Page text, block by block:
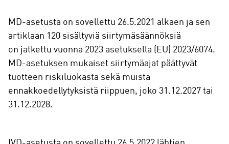
MD-asetusta on sovellettu 26.5.2021 alkaen ja sen
artiklaan 120 sisältyviä siirtymäsäännöksiä
on jatkettu vuonna 2023 asetuksella (EU) 2023/6074.
MD-asetuksen mukaiset siirtymäajat päättyvät
tuotteen riskiluokasta sekä muista
ennakkoedellytyksistä riippuen, joko 31.12.2027 tai
31.12.2028.